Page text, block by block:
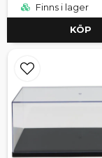
Finns i lager
KÖP